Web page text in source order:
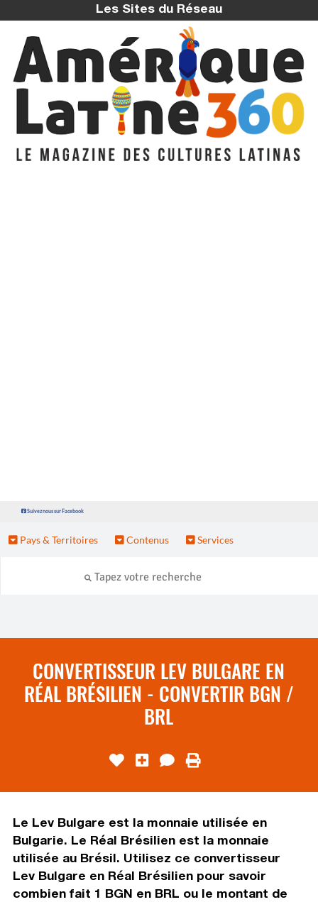
Les Sites du Réseau
Suivez nous sur Facebook
Pays & Territoires Contenus Services
CONVERTISSEUR LEV BULGARE EN
RÉAL BRÉSILIEN - CONVERTIR BGN /
BRL
Le Lev Bulgare est la monnaie utilisée en
Bulgarie. Le Réal Brésilien est la monnaie
utilisée au Brésil. Utilisez ce convertisseur
Lev Bulgare en Réal Brésilien pour savoir
combien fait 1 BGN en BRL ou le montant de